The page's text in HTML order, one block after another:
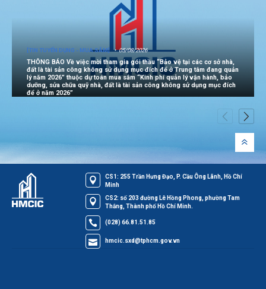
[TIN TUYỂN DỤNG - MUA SẮM] 05/08/2026
THÔNG BÁO Về việc mời tham gia gói thầu “Bảo vệ tại các cơ sở nhà,
đất là tài sản công không sử dụng mục đích để ở Trung tâm đang quản
lý năm 2026” thuộc dự toán mua sắm “Kinh phí quản lý vận hành, bảo
dưỡng, sửa chữa quỹ nhà, đất là tài sản công không sử dụng mục đích
để ở năm 2026”
CS1: 255 Trần Hưng Đạo, P. Cầu Ông Lãnh, Hồ Chí
Minh
CS2: số 203 đường Lê Hồng Phong, phường Tam
Thắng, Thành phố Hồ Chí Minh.
(028) 66.81.51.85
hmcic.sxd@tphcm.gov.vn